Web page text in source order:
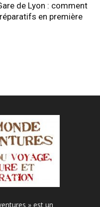
de Lyon : comment
en pre⁠mière
» est un